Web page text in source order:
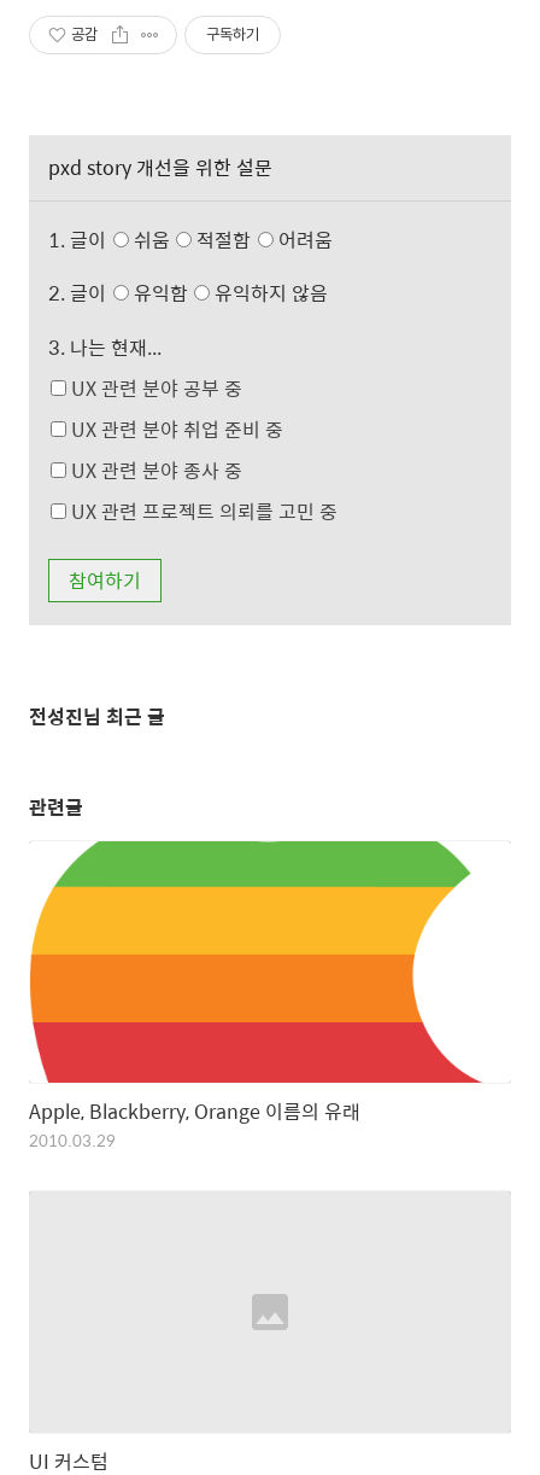
공감 구독하기
pxd story 개선을 위한 설문
1. 글이 쉬움 적절함
어려움
2. 글이
유익함
유익하지 않음
3. 나는 현재...
UX 관련 분야 공부 중
UX 관련 분야 취업 준비 중
UX 관련 분야 종사 중
UX 관련 프로젝트 의뢰를 고민 중
전성진님 최근 글
관련글
Apple, Blackberry, Orange 이름의 유래
2010.03.29
UI 커스텀